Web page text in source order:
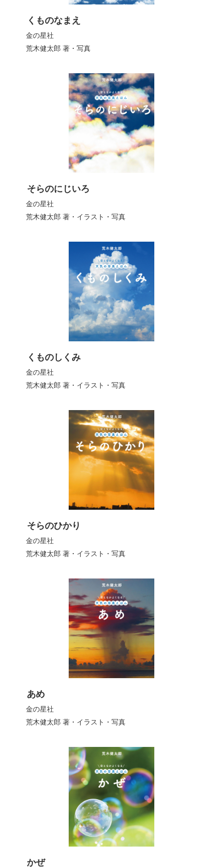
くものなまえ
金の星社
荒木健太郎 著・写真
そらのにじいろ
金の星社
荒木健太郎 著・イラスト・写真
くものしくみ
金の星社
荒木健太郎 著・イラスト・写真
そらのひかり
金の星社
荒木健太郎 著・イラスト・写真
あめ
金の星社
荒木健太郎 著・イラスト・写真
かぜ